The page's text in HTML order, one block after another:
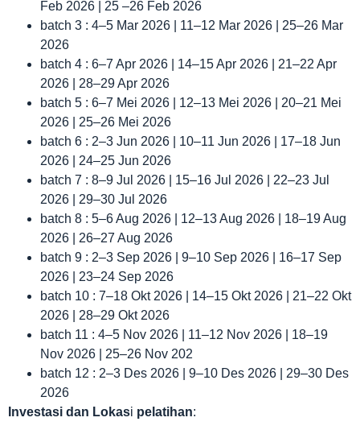
Feb 2026 | 25 –26 Feb 2026
batch 3 : 4–5 Mar 2026 | 11–12 Mar 2026 | 25–26 Mar
2026
batch 4 : 6–7 Apr 2026 | 14–15 Apr 2026 | 21–22 Apr
2026 | 28–29 Apr 2026
batch 5 : 6–7 Mei 2026 | 12–13 Mei 2026 | 20–21 Mei
2026 | 25–26 Mei 2026
batch 6 : 2–3 Jun 2026 | 10–11 Jun 2026 | 17–18 Jun
2026 | 24–25 Jun 2026
batch 7 : 8–9 Jul 2026 | 15–16 Jul 2026 | 22–23 Jul
2026 | 29–30 Jul 2026
batch 8 : 5–6 Aug 2026 | 12–13 Aug 2026 | 18–19 Aug
2026 | 26–27 Aug 2026
batch 9 : 2–3 Sep 2026 | 9–10 Sep 2026 | 16–17 Sep
2026 | 23–24 Sep 2026
batch 10 : 7–18 Okt 2026 | 14–15 Okt 2026 | 21–22 Okt
2026 | 28–29 Okt 2026
batch 11 : 4–5 Nov 2026 | 11–12 Nov 2026 | 18–19
Nov 2026 | 25–26 Nov 202
batch 12 : 2–3 Des 2026 | 9–10 Des 2026 | 29–30 Des
2026
Investasi dan Lokasi pelatihan: